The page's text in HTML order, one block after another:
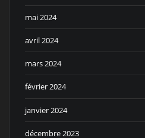
mai 2024
avril 2024
mars 2024
février 2024
janvier 2024
décembre 2023